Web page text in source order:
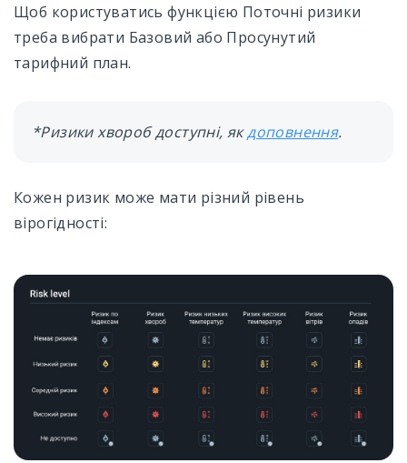
Щоб користуватись функцією Поточні ризики
треба вибрати Базовий або Просунутий
тарифний план.
*Ризики хвороб доступні, якдоповнення.
Кожен ризик може мати різний рівень
вірогідності: